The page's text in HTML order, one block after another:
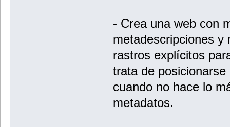
- Crea una web con
metadescripciones y
rastros explícitos
trata de
cuando no hace lo
metadatos.